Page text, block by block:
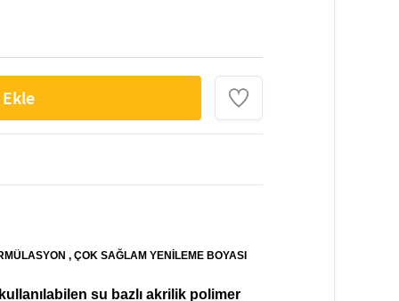
, ÇOK SAĞLAM YENİLEME BOYASI
su bazlı akrilik polimer